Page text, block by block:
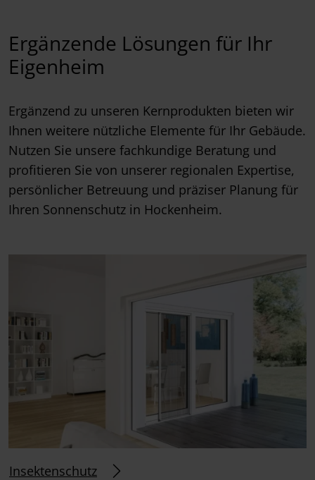
Ergänzende Lösungen für Ihr
Eigenheim
Ergänzend zu unseren Kernprodukten bieten wir
Ihnen weitere nützliche Elemente für Ihr Gebäude.
Nutzen Sie unsere fachkundige Beratung und
profitieren Sie von unserer regionalen Expertise,
persönlicher Betreuung und präziser Planung für
Ihren Sonnenschutz in Hockenheim.
Insektenschutz